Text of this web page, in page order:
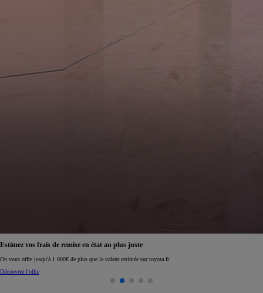
Réservez en ligne votre occasion pour 1€ seulement
Réservez en ligne